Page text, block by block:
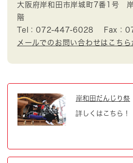
大阪府岸和田市岸城町7番1号
階
Tel：072-447-6028
Fax：
メールでのお問い合わせはこちら
岸和田だんじり祭
詳しくはこちら！